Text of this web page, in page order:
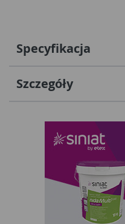
Specyfikacja
Szczegóły